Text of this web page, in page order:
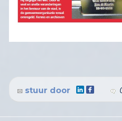
stuur door